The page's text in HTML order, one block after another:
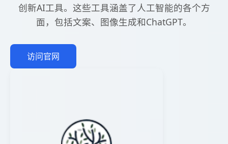
创新AI工具。这些工具涵盖了人工智能的各个方
面，包括文案、图像生成和ChatGPT。
访问官网